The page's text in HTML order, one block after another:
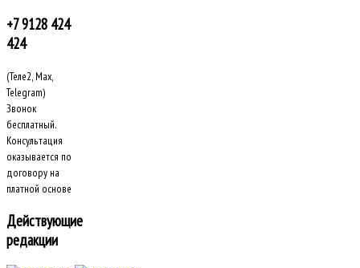
+7 9128 424
424
(Теле2, Max,
Telegram)
Звонок
бесплатный.
Консультация
оказывается по
договору на
платной основе
Действующие
редакции